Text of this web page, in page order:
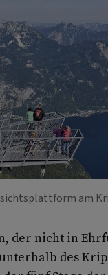
am
der nicht in
des